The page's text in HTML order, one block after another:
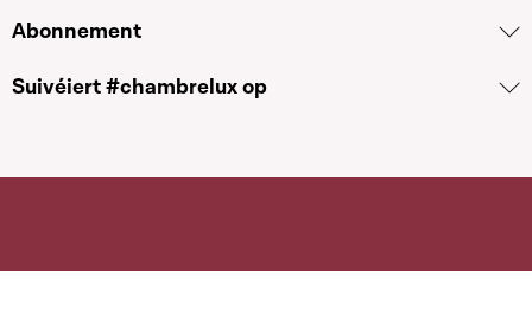
Abonnement
Suivéiert #chambrelux op